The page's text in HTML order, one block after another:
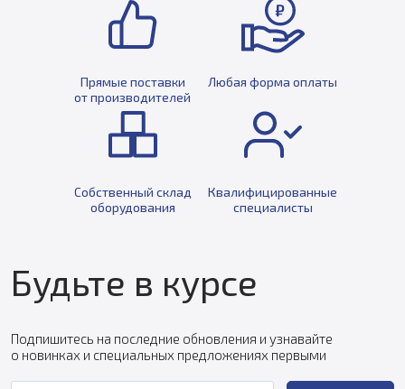
Прямые поставки
от производителей
Любая форма оплаты
Собственный склад
оборудования
Квалифицированные
специалисты
Будьте в курсе
Подпишитесь на последние обновления и узнавайте
о новинках и специальных предложениях первыми